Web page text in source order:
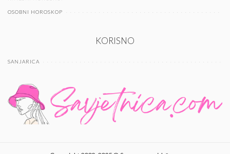
OSOBNI HOROSKOP
KORISNO
SANJARICA